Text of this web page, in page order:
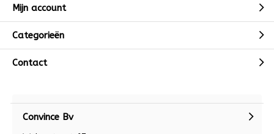
Mijn account
Categorieën
Contact
Convince Bv